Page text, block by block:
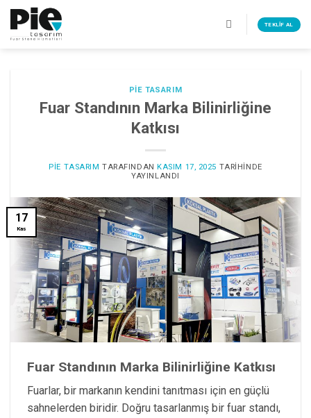
İçeriğe
TEKLIF AL
PIE TASARIM
Fuar Standının Marka Bilinirliğine
Katkısı
PIE TASARIM TARAFINDAN KASIM 17, 2025 TARIHINDE
YAYINLANDI
17
Kas
Fuar Standının Marka Bilinirliğine Katkısı
Fuarlar, bir markanın kendini tanıtması için en güçlü
sahnelerden biridir. Doğru tasarlanmış bir fuar standı,